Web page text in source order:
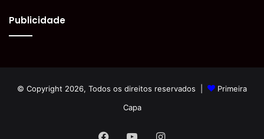
Publicidade
© Copyright 2026, Todos os direitos reservados |
Primeira
Capa
Facebook
YouTubeInstagram